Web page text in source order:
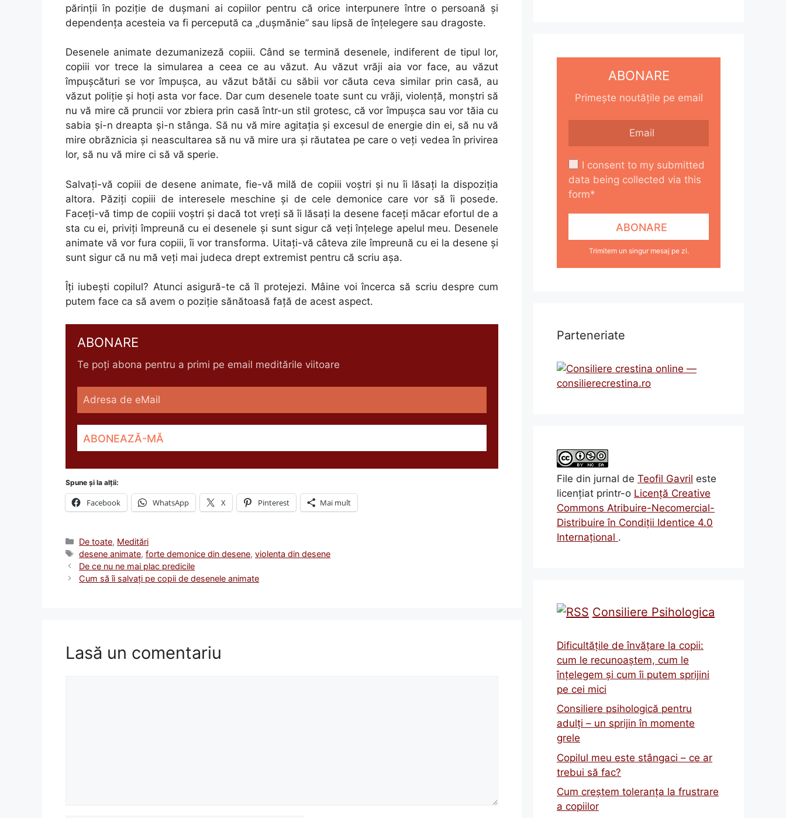
părinţii în poziţie de duşmani ai copiilor pentru că orice interpunere între o persoană şi
dependenţa acesteia va fi percepută ca „duşmănie” sau lipsă de înţelegere sau dragoste.
Desenele animate dezumanizeză copiii. Când se termină desenele, indiferent de tipul lor,
copiii vor trece la simularea a ceea ce au văzut. Au văzut vrăji aia vor face, au văzut
împuşcături se vor împuşca, au văzut bătăi cu săbii vor căuta ceva similar prin casă, au
văzut poliţie şi hoţi asta vor face. Dar cum desenele toate sunt cu vrăji, violenţă, monştri să
nu vă mire că pruncii vor zbiera prin casă într-un stil grotesc, că vor împuşca sau vor tăia cu
sabia şi-n dreapta şi-n stânga. Să nu vă mire agitaţia şi excesul de energie din ei, să nu vă
mire obrăznicia şi neascultarea să nu vă mire ura şi răutatea pe care o veţi vedea în privirea
lor, să nu vă mire ci să vă sperie.
Salvaţi-vă copiii de desene animate, fie-vă milă de copiii voştri şi nu îi lăsaţi la dispoziţia
altora. Păziţi copiii de interesele meschine şi de cele demonice care vor să îi posede.
Faceţi-vă timp de copiii voştri şi dacă tot vreţi să îi lăsaţi la desene faceţi măcar efortul de a
sta cu ei, priviţi împreună cu ei desenele şi sunt sigur că veţi înţelege apelul meu. Desenele
animate vă vor fura copiii, îi vor transforma. Uitaţi-vă câteva zile împreună cu ei la desene şi
sunt sigur că nu mă veţi mai judeca drept extremist pentru că scriu aşa.
Îţi iubeşti copilul? Atunci asigură-te că îl protejezi. Mâine voi încerca să scriu despre cum
putem face ca să avem o poziţie sănătoasă faţă de acest aspect.
ABONARE
Te poți abona pentru a primi pe email meditările viitoare
Spune și la alții:
Facebook WhatsApp X Pinterest Mai mult
Categorii
De toate, Meditări
Etichete
desene animate,forte demonice din desene,violenta din desene
De ce nu ne mai plac predicile
Cum să îi salvaţi pe copii de desenele animate
Lasă un comentariu
ABONARE
Primește noutățile pe email
I consent to my submitted
data being collected via this
form*
Trimitem un singur mesaj pe zi.
Parteneriate
File din jurnal de Teofil Gavril este
licenţiat printr-o Licenţă Creative
Commons Atribuire-Necomercial-
Distribuire în Condiţii Identice 4.0
Internațional .
Consiliere Psihologica
Dificultățile de învățare la copii:
cum le recunoaștem, cum le
înțelegem și cum îi putem sprijini
pe cei mici
Consiliere psihologică pentru
adulți – un sprijin în momente
grele
Copilul meu este stângaci – ce ar
trebui să fac?
Cum creștem toleranța la frustrare
a copiilor